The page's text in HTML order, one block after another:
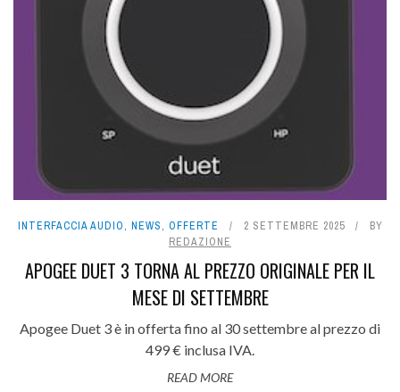
INTERFACCIA AUDIO, NEWS, OFFERTE 2 SETTEMBRE 2025
BY
REDAZIONE
APOGEE DUET 3 TORNA AL PREZZO ORIGINALE PER IL
MESE DI SETTEMBRE
Apogee Duet 3 è in offerta fino al 30 settembre al prezzo di
499 € inclusa IVA.
READ MORE